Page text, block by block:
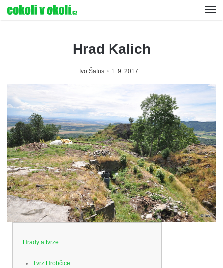
Hrad Kalich
Ivo Šafus 1. 9. 2017
Hrady a tvrze
Tvrz Hrobčice